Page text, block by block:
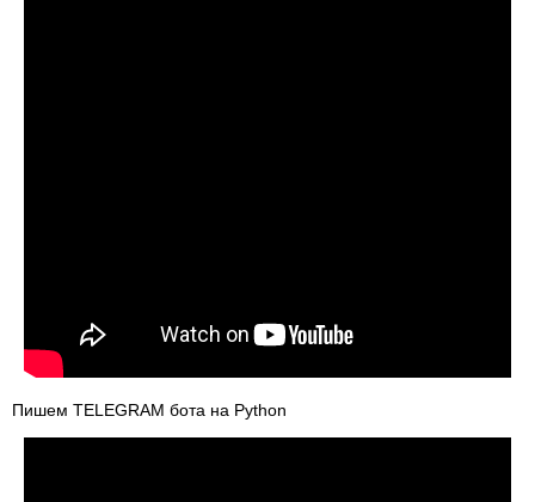
Пишем TELEGRAM бота на Python